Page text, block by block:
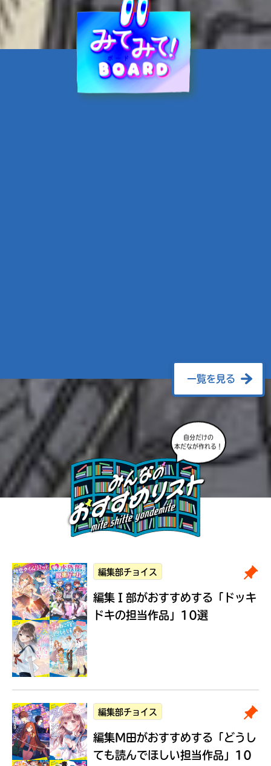
一覧を見る
自分だけの
本だなが作れる！
編集部チョイス
編集Ｉ部がおすすめする 「ドッキ
ドキの担当作品」10選
編集部チョイス
編集M田がおすすめする 「どうし
ても読んでほしい担当作品」10